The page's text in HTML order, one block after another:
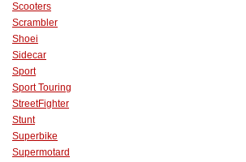
Scooters
Scrambler
Shoei
Sidecar
Sport
Sport Touring
StreetFighter
Stunt
Superbike
Supermotard